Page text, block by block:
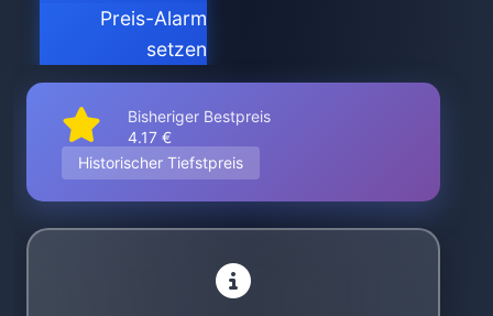
Preis-Alarm
setzen
Bisheriger Bestpreis
4.17 €
Historischer Tiefstpreis